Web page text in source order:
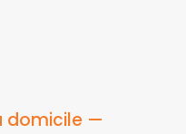
domicile —